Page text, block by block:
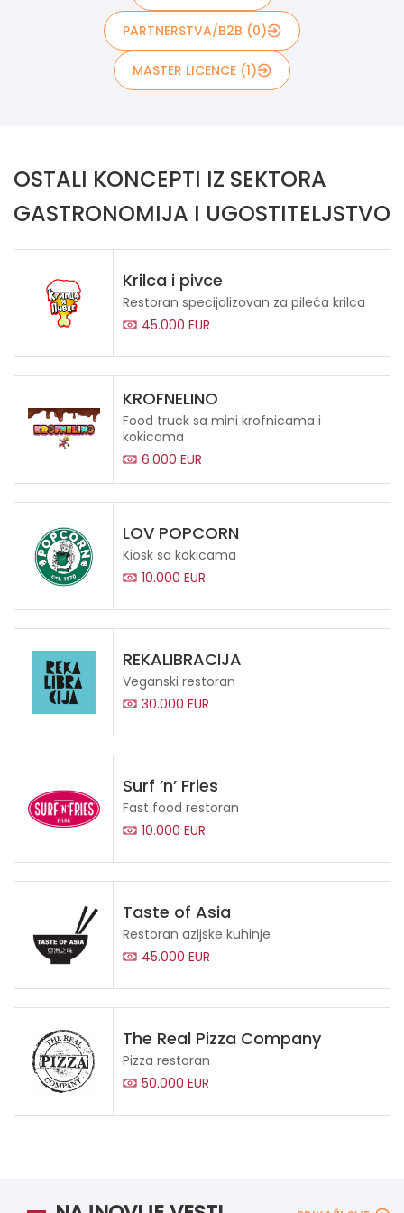
PARTNERSTVA/B2B (0)
MASTER LICENCE (1)
OSTALI KONCEPTI IZ SEKTORA
GASTRONOMIJA I UGOSTITELJSTVO
Krilca i pivce
Restoran specijalizovan za pileća krilca
45.000 EUR
KROFNELINO
Food truck sa mini krofnicama i
kokicama
6.000 EUR
LOV POPCORN
Kiosk sa kokicama
10.000 EUR
REKALIBRACIJA
Veganski restoran
30.000 EUR
Surf ’n’ Fries
Fast food restoran
10.000 EUR
Taste of Asia
Restoran azijske kuhinje
45.000 EUR
The Real Pizza Company
Pizza restoran
50.000 EUR